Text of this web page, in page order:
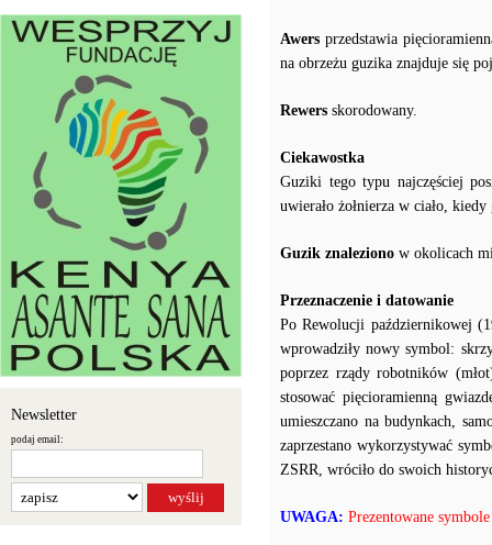
Newsletter
podaj email:
Awers przedstawia
na obrzeżu guzika znajduje się
Rewers skorodowany.
Ciekawostka
Guziki tego typu najczęściej
uwierało żołnierza w ciało,
Guzik znaleziono w okolicach
Przeznaczenie i datowanie
Po Rewolucji październikowej
wprowadziły nowy symbol:
poprzez rządy robotników
stosować pięcioramienną
umieszczano na budynkach,
zaprzestano wykorzystywać
ZSRR, wróciło do swoich
UWAGA: Prezentowane